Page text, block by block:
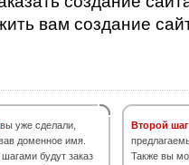
вам создание
вы уже сделали,
доменное имя.
будут заказ
Второй шаг
Также вы